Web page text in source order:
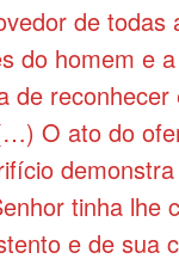
de todas
do homem e
de reconhecer
O ato do
tinha lhe
e de sua